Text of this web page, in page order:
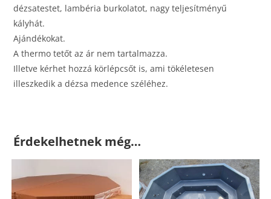
dézsatestet, lambéria burkolatot, nagy teljesítményű
kályhát.
Ajándékokat.
A thermo tetőt az ár nem tartalmazza.
Illetve kérhet hozzá körlépcsőt is, ami tökéletesen
illeszkedik a dézsa medence széléhez.
Érdekelhetnek még…